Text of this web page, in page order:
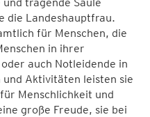
die Landeshauptfrau.
für Menschen, die
in ihrer
auch Notleidende in
Aktivitäten leisten sie
Menschlichkeit und
große Freude, sie bei